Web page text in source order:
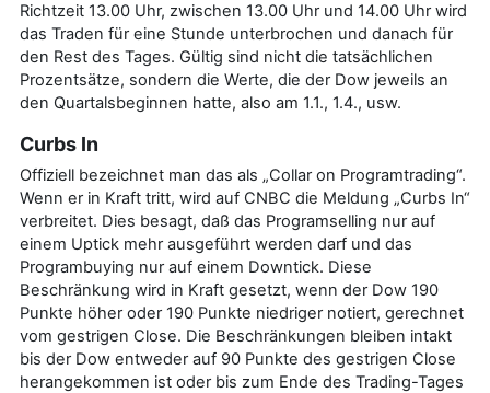
Richtzeit 13.00 Uhr, zwischen 13.00 Uhr und 14.00 Uhr wird
das Traden für eine Stunde unterbrochen und danach für
den Rest des Tages. Gültig sind nicht die tatsächlichen
Prozentsätze, sondern die Werte, die der Dow jeweils an
den Quartalsbeginnen hatte, also am 1.1., 1.4., usw.
Curbs In
Offiziell bezeichnet man das als „Collar on Programtrading“.
Wenn er in Kraft tritt, wird auf CNBC die Meldung „Curbs In“
verbreitet. Dies besagt, daß das Programselling nur auf
einem Uptick mehr ausgeführt werden darf und das
Programbuying nur auf einem Downtick. Diese
Beschränkung wird in Kraft gesetzt, wenn der Dow 190
Punkte höher oder 190 Punkte niedriger notiert, gerechnet
vom gestrigen Close. Die Beschränkungen bleiben intakt
bis der Dow entweder auf 90 Punkte des gestrigen Close
herangekommen ist oder bis zum Ende des Trading-Tages